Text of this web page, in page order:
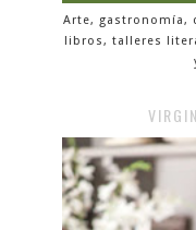
Arte, gastronomía,
libros, talleres